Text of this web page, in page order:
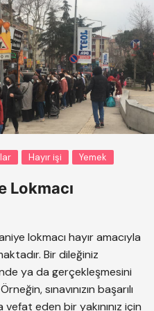
Hayır işi Yemek
Lokmacı
lokmacı hayır amacıyla
Bir dileğiniz
ya da gerçekleşmesini
sınavınızın başarılı
eden bir yakınınız için